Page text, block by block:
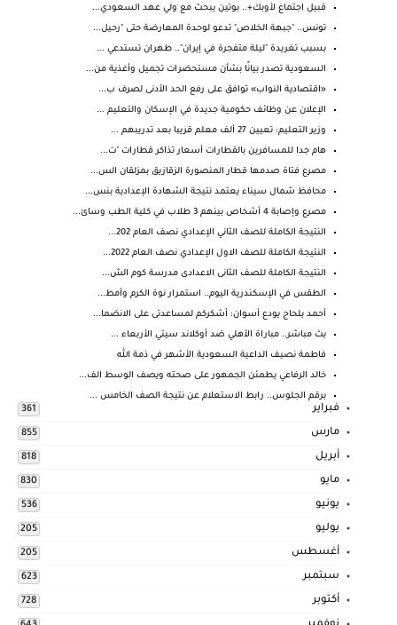
قبيل اجتماع لأوبك+.. بوتين يبحث مع ولي عهد السعودي...
تونس.. "جبهة الخلاص" تدعو لوحدة المعارضة حتى "رحيل...
بسبب تغريدة "ليلة متفجرة في إيران".. طهران تستدعي ...
السعودية تصدر بيانًا بشأن مستحضرات تجميل وأغذية من...
«اقتصادية النواب» توافق على رفع الحد الأدنى لصرف ب...
الإعلان عن وظائف حكومية جديدة في الإسكان والتعليم ...
وزير التعليم: تعيين 27 ألف معلم قريبا بعد تدريبهم ...
هام جدا للمسافرين بالقطارات أسعار تذاكر قطارات "ت...
مصرع فتاة صدمها قطار المنصورة الزقازيق بمزلقان الس...
محافظ شمال سيناء يعتمد نتيجة الشهادة الإعدادية بنس...
مصرع وإصابة 4 أشخاص بينهم 3 طلاب في كلية الطب وسائ...
النتيجة الكاملة للصف الثاني الإعدادي نصف العام 202...
النتيجة الكاملة للصف الاول الإعدادي نصف العام 2022...
النتيجة الكاملة للصف الثانى الاعدادى مدرسة كوم الش...
الطقس في الإسكندرية اليوم.. استمرار نوة الكرم وأمط...
أحمد بلحاج يودع أسوان: أشكركم لمساعدتى على الانضما...
بث مباشر.. مباراة الأهلي ضد أوكلاند سيتي الأربعاء ...
فاطمة نصيف الداعية السعودية الأشهر في ذمة الله
خالد الرفاعي يطمئن الجمهور على صحته ويصف الوسط الف...
برقم الجلوس.. رابط الاستعلام عن نتيجة الصف الخامس ...
فبراير 361
مارس 855
أبريل 818
مايو 830
يونيو 536
يوليو 205
أغسطس 205
سبتمبر 623
أكتوبر 728